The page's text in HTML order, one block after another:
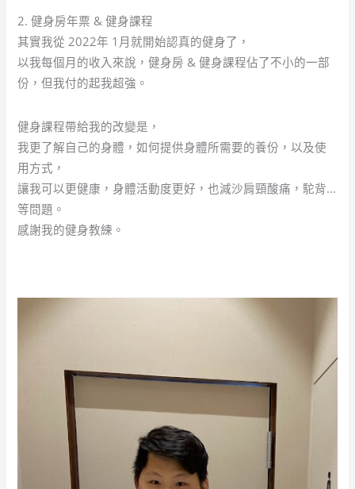
2. 健身房年票 & 健身課程
其實我從 2022年 1月就開始認真的健身了，
以我每個月的收入來說，健身房 & 健身課程佔了不小的一部
份，但我付的起我超強。
健身課程帶給我的改變是，
我更了解自己的身體，如何提供身體所需要的養份，以及使
用方式，
讓我可以更健康，身體活動度更好，也減沙肩頸酸痛，駝背…
等問題。
感謝我的健身教練。